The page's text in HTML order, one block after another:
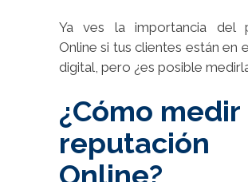
Ya ves la importancia del
Online si tus clientes están en
digital, pero ¿es posible
¿Cómo medir
reputación
Online?